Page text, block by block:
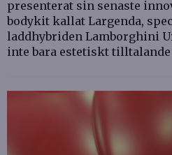
presenterat sin senaste
bodykit kallat Largenda,
laddhybriden Lamborghini
inte bara estetiskt